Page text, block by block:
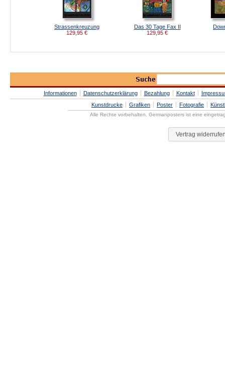
Strassenkreuzung
129,95 €
Das 30 Tage Fax II
129,95 €
Informationen Datenschutzerklärung Bezahlung Kontakt
Kunstdrucke
Grafiken Poster Fotografie
Alle Rechte vorbehalten. Germanposters ist eine
Vertrag